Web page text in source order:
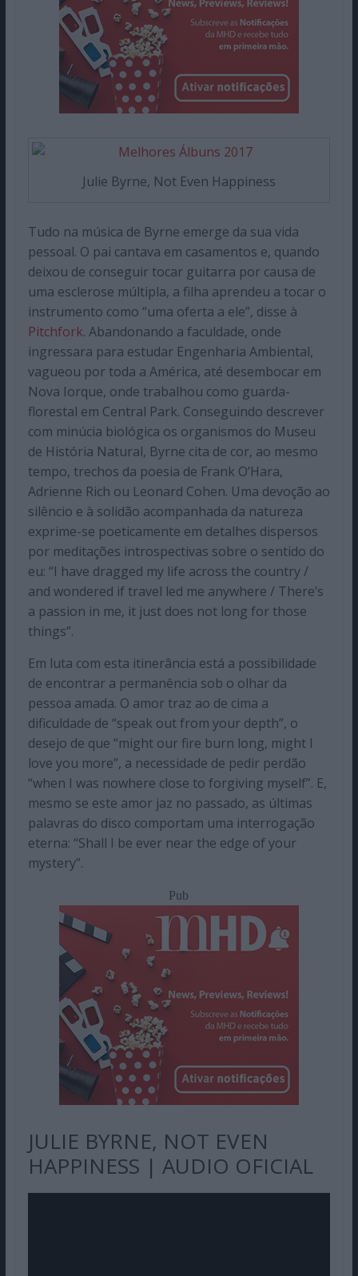
Julie Byrne, Not Even Happiness
Tudo na música de Byrne emerge da sua vida
pessoal. O pai cantava em casamentos e, quando
deixou de conseguir tocar guitarra por causa de
uma esclerose múltipla, a filha aprendeu a tocar o
instrumento como “uma oferta a ele”, disse à
Pitchfork. Abandonando a faculdade, onde
ingressara para estudar Engenharia Ambiental,
vagueou por toda a América, até desembocar em
Nova Iorque, onde trabalhou como guarda-
florestal em Central Park. Conseguindo descrever
com minúcia biológica os organismos do Museu
de História Natural, Byrne cita de cor, ao mesmo
tempo, trechos da poesia de Frank O’Hara,
Adrienne Rich ou Leonard Cohen. Uma devoção ao
silêncio e à solidão acompanhada da natureza
exprime-se poeticamente em detalhes dispersos
por meditações introspectivas sobre o sentido do
eu: “I have dragged my life across the country /
and wondered if travel led me anywhere / There’s
a passion in me, it just does not long for those
things”.
Em luta com esta itinerância está a possibilidade
de encontrar a permanência sob o olhar da
pessoa amada. O amor traz ao de cima a
dificuldade de “speak out from your depth”, o
desejo de que “might our fire burn long, might I
love you more”, a necessidade de pedir perdão
“when I was nowhere close to forgiving myself”. E,
mesmo se este amor jaz no passado, as últimas
palavras do disco comportam uma interrogação
eterna: “Shall I be ever near the edge of your
mystery”.
Pub
JULIE BYRNE, NOT EVEN
HAPPINESS | AUDIO OFICIAL